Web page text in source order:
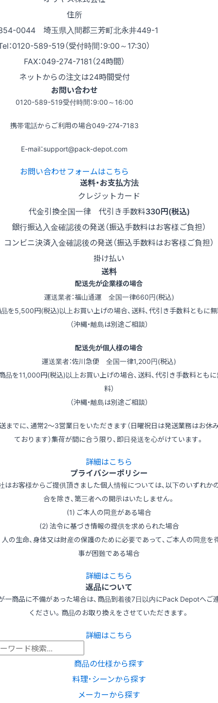
住所
0044 埼玉県入間郡三芳町北永井449-1
：0120-589-519（受付時間：9:00～17:30）
FAX：049-274-7181（24時間）
ネットからの注文は24時間受付
お問い合わせ
0120-589-519受付時間：9:00～16:00
携帯電話からご利用の場合049-274-7183
E-mail：support@pack-depot.com
お問い合わせフォームはこちら
送料・お支払方法
クレジットカード
代金引換全国一律 代引き手数料330円(税込)
銀行振込入金確認後の発送（振込手数料はお客様ご負担）
コンビニ決済入金確認後の発送（振込手数料はお客様ご負担）
掛け払い
送料
配送先が企業様の場合
運送業者：福山通運 全国一律660円(税込)
品を5,500円(税込)以上お買い上げの場合、送料、代引き手数料ともに無
（沖縄・離島は別途ご相談）
配送先が個人様の場合
運送業者：佐川急便 全国一律1,200円(税込)
品を11,000円(税込)以上お買い上げの場合、送料、代引き手数料とも
料）
（沖縄・離島は別途ご相談）
までに、通常2～3営業日をいただきます（日曜祝日は発送業務はお休
ております）集荷が間に合う限り、即日発送を心がけています。
詳細はこちら
プライバシーポリシー
はお客様からご提供頂きました個人情報については、以下のいずれか
合を除き、第三者への開示はいたしません。
(1) ご本人の同意がある場合
(2) 法令に基づき情報の提供を求められた場合
の生命、身体又は財産の保護のために必要であって、ご本人の同意を
事が困難である場合
詳細はこちら
返品について
一商品に不備があった場合は、商品到着後7日以内にPack Depotへご
ください。商品のお取り換えをさせていただきます。
詳細はこちら
商品の仕様から探す
料理･シーンから探す
メーカーから探す